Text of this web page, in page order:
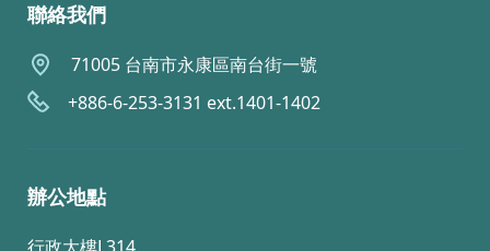
聯絡我們
71005 台南市永康區南台街一號
+886-6-253-3131 ext.1401-1402
辦公地點